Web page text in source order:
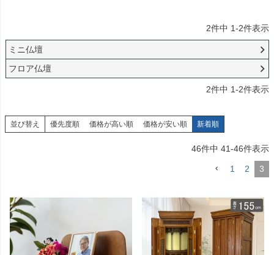
2件中 1-2件表示
ミニ仏壇
フロア仏壇
2件中 1-2件表示
並び替え 優先度順 価格が高い順 価格が安い順 新着順
46件中 41-46件表示
1 2 3